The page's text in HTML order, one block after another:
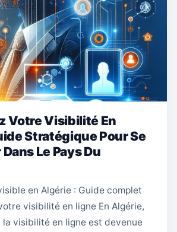
Votre Visibilité En
Stratégique Pour Se
Le Pays Du
en Algérie : Guide complet
visibilité en ligne En Algérie,
la visibilité en ligne est devenue